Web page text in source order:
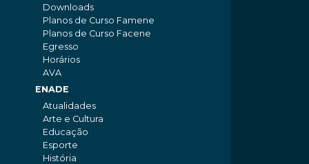
Downloads
Planos de Curso Famene
Planos de Curso Facene
Egresso
Horários
AVA
ENADE
Atualidades
Arte e Cultura
Educação
Esporte
História